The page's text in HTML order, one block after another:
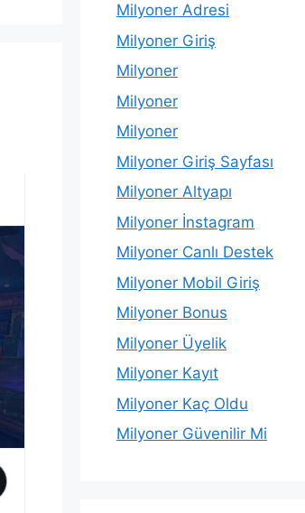
Milyoner Adresi
Milyoner Giriş
Milyoner
Milyoner
Milyoner
Milyoner Giriş Sayfası
Milyoner Altyapı
Milyoner İnstagram
Milyoner Canlı Destek
Milyoner Mobil Giriş
Milyoner Bonus
Milyoner Üyelik
Milyoner Kayıt
Milyoner Kaç Oldu
Milyoner Güvenilir Mi